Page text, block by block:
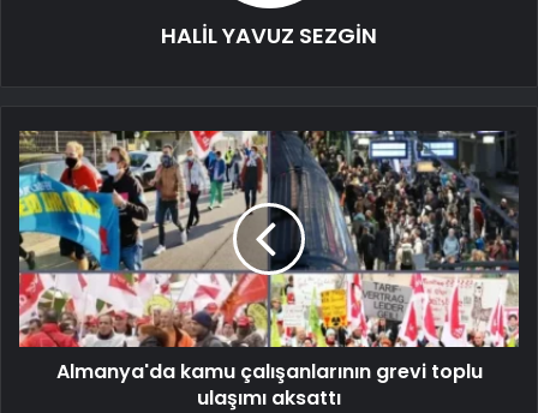
HALİL YAVUZ SEZGİN
Almanya'da kamu çalışanlarının grevi toplu
ulaşımı aksattı